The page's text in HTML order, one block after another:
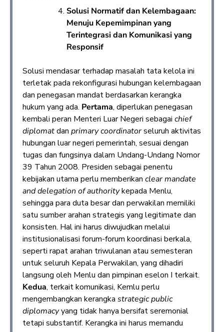
Solusi Normatif dan Kelembagaan:
Menuju Kepemimpinan yang
Terintegrasi dan Komunikasi yang
Responsif
Solusi mendasar terhadap masalah tata kelola ini
terletak pada rekonfigurasi hubungan kelembagaan
dan penegasan mandat berdasarkan kerangka
hukum yang ada. Pertama, diperlukan penegasan
kembali peran Menteri Luar Negeri sebagai chief
diplomatdan primary coordinatorseluruh aktivitas
hubungan luar negeri pemerintah, sesuai dengan
tugas dan fungsinya dalam Undang-Undang Nomor
39 Tahun 2008. Presiden sebagai penentu
kebijakan utama perlu memberikan clear mandate
and delegation of authoritykepada Menlu,
sehingga para duta besar dan perwakilan memiliki
satu sumber arahan strategis yang legitimate dan
konsisten. Hal ini harus diwujudkan melalui
institusionalisasi forum-forum koordinasi berkala,
seperti rapat arahan triwulanan atau semesteran
untuk seluruh Kepala Perwakilan, yang dihadiri
langsung oleh Menlu dan pimpinan eselon I terkait.
Kedua, terkait komunikasi, Kemlu perlu
mengembangkan kerangka strategic public
diplomacyyang tidak hanya bersifat seremonial
tetapi substantif. Kerangka ini harus memandu